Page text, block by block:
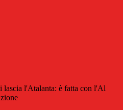
l'Atalanta: è fatta con l'Al